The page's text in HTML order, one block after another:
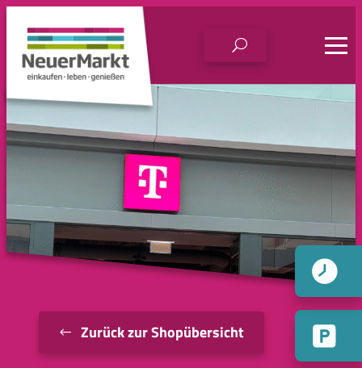
Zum
Inhalt
springen
Zurück zur Shopübersicht